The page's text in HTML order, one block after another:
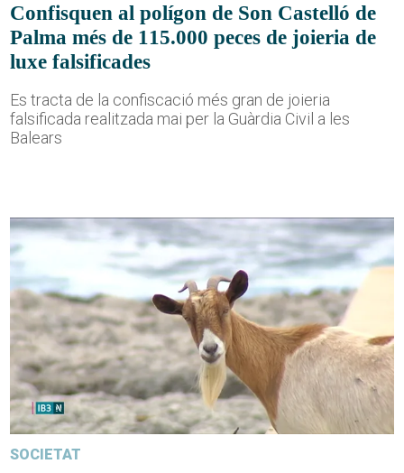
Confisquen al polígon de Son Castelló de
Palma més de 115.000 peces de joieria de
luxe falsificades
Es tracta de la confiscació més gran de joieria
falsificada realitzada mai per la Guàrdia Civil a les
Balears
SOCIETAT